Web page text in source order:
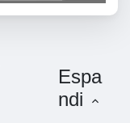
Espa
ndi